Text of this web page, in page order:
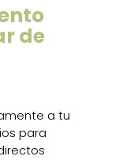
de
a tu
para